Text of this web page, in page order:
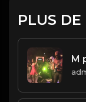
PLUS DE
M